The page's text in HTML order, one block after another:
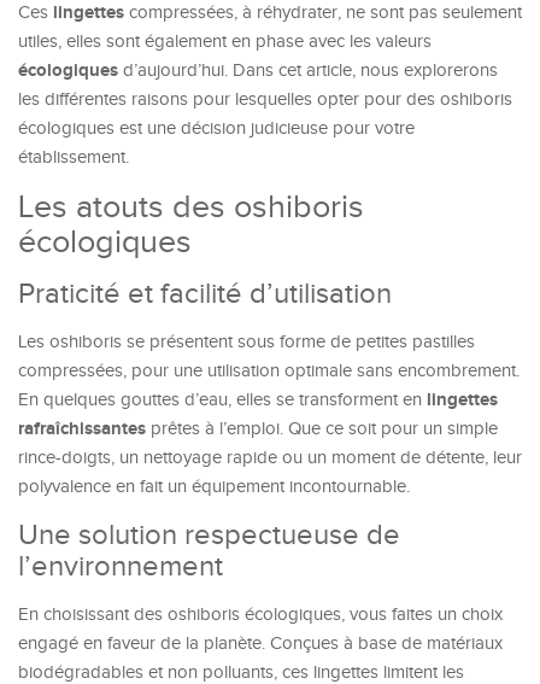
Ces lingettes compressées, à réhydrater, ne sont pas seulement
utiles, elles sont également en phase avec les valeurs
écologiques d’aujourd’hui. Dans cet article, nous explorerons
les différentes raisons pour lesquelles opter pour des oshiboris
écologiques est une décision judicieuse pour votre
établissement.
Les atouts des oshiboris
écologiques
Praticité et facilité d’utilisation
Les oshiboris se présentent sous forme de petites pastilles
compressées, pour une utilisation optimale sans encombrement.
En quelques gouttes d’eau, elles se transforment en lingettes
rafraîchissantes prêtes à l’emploi. Que ce soit pour un simple
rince-doigts, un nettoyage rapide ou un moment de détente, leur
polyvalence en fait un équipement incontournable.
Une solution respectueuse de
l’environnement
En choisissant des oshiboris écologiques, vous faites un choix
engagé en faveur de la planète. Conçues à base de matériaux
biodégradables et non polluants, ces lingettes limitent les